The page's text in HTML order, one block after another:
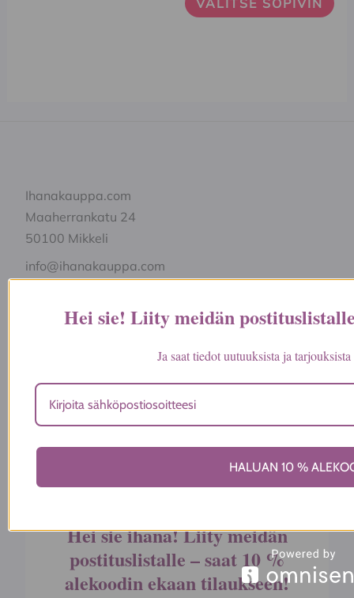
valinnat
Ihanakauppa.com
Maaherrankatu 24
50100 Mikkeli
info@ihanakauppa.com
Ota yhteyttä
Yritys
Hei sie ihana! Liity meidän
postituslistalle – saat 10 %
alekoodin ekaan tilaukseen!
Hei sie! Liity meidän
Ja saat tiedot uutuuksista ja
HALUAN 10 %